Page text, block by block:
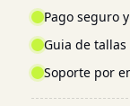
Pago seguro
Guia de
Soporte por